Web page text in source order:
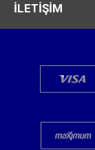
İLETİŞİM